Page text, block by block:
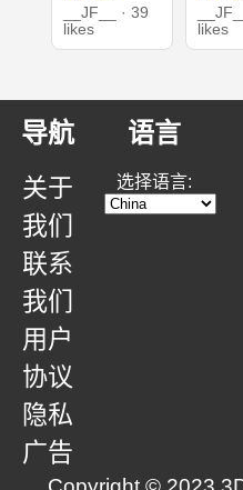
__JF__ · 39
likes
likes
导航
关于
我们
联系
我们
用户
协议
隐私
广告
语言
选择语言: